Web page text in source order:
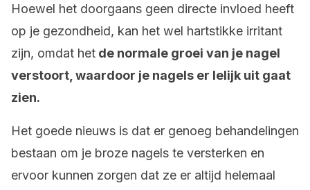
Hoewel het doorgaans geen directe invloed heeft
op je gezondheid, kan het wel hartstikke irritant
zijn, omdat het de normale groei van je nagel
verstoort, waardoor je nagels er lelijk uit gaat
zien.
Het goede nieuws is dat er genoeg behandelingen
bestaan om je broze nagels te versterken en
ervoor kunnen zorgen dat ze er altijd helemaal